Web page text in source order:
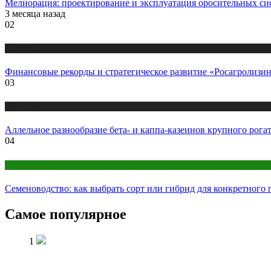
Мелиорация: проектирование и эксплуатация оросительных
3 месяца назад
02
Финансовые рекорды и стратегическое развитие
03
Аллельное разнообразие бета- и каппа-казеинов крупного
04
Семеноводство: как выбрать сорт или гибрид для конкретного
Самое популярное
1